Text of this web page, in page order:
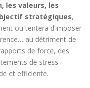
les valeurs, les
stratégiques,
ou tentera d’imposer
au détriment de
de force, des
de stress
et efficiente.